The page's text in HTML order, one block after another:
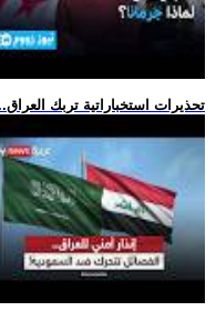
.. تحذيرات استخباراتية تربك